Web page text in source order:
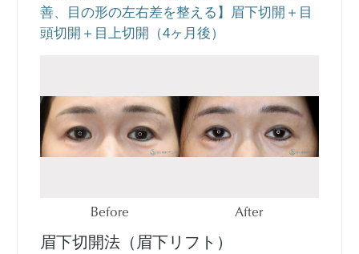
善、目の形の左右差を整える】眉下切開＋目
頭切開＋目上切開（4ヶ月後）
Before After
眉下切開法（眉下リフト）